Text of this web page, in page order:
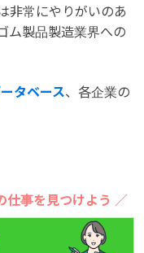
非常にやりがいのあ
ム製品製造業界への
タベース、各企業の
仕事を見つけよう ／